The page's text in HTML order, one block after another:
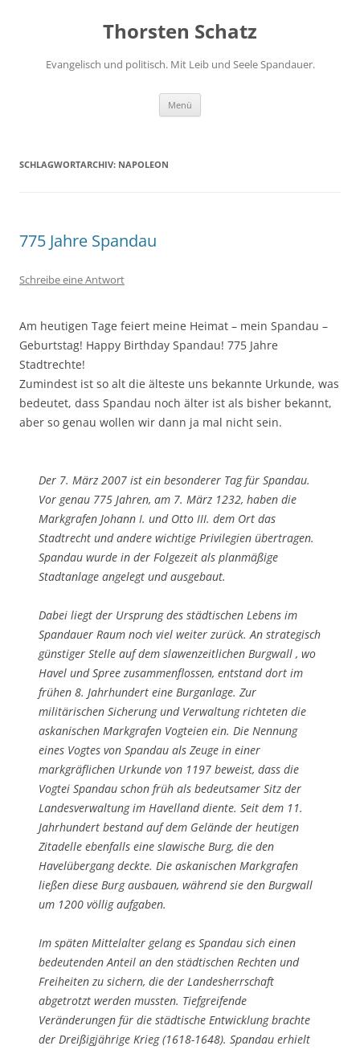
Thorsten Schatz
Evangelisch und politisch. Mit Leib und Seele Spandauer.
Menü
SCHLAGWORTARCHIV: NAPOLEON
775 Jahre Spandau
Schreibe eine Antwort
Am heutigen Tage feiert meine Heimat – mein Spandau –
Geburtstag! Happy Birthday Spandau! 775 Jahre
Stadtrechte!
Zumindest ist so alt die älteste uns bekannte Urkunde, was
bedeutet, dass Spandau noch älter ist als bisher bekannt,
aber so genau wollen wir dann ja mal nicht sein.
Der 7. März 2007 ist ein besonderer Tag für Spandau.
Vor genau 775 Jahren, am 7. März 1232, haben die
Markgrafen Johann I. und Otto III. dem Ort das
Stadtrecht und andere wichtige Privilegien übertragen.
Spandau wurde in der Folgezeit als planmäßige
Stadtanlage angelegt und ausgebaut.
Dabei liegt der Ursprung des städtischen Lebens im
Spandauer Raum noch viel weiter zurück. An strategisch
günstiger Stelle auf dem slawenzeitlichen Burgwall , wo
Havel und Spree zusammenflossen, entstand dort im
frühen 8. Jahrhundert eine Burganlage. Zur
militärischen Sicherung und Verwaltung richteten die
askanischen Markgrafen Vogteien ein. Die Nennung
eines Vogtes von Spandau als Zeuge in einer
markgräflichen Urkunde von 1197 beweist, dass die
Vogtei Spandau schon früh als bedeutsamer Sitz der
Landesverwaltung im Havelland diente. Seit dem 11.
Jahrhundert bestand auf dem Gelände der heutigen
Zitadelle ebenfalls eine slawische Burg, die den
Havelübergang deckte. Die askanischen Markgrafen
ließen diese Burg ausbauen, während sie den Burgwall
um 1200 völlig aufgaben.
Im späten Mittelalter gelang es Spandau sich einen
bedeutenden Anteil an den städtischen Rechten und
Freiheiten zu sichern, die der Landesherrschaft
abgetrotzt werden mussten. Tiefgreifende
Veränderungen für die städtische Entwicklung brachte
der Dreißigjährige Krieg (1618-1648). Spandau erhielt